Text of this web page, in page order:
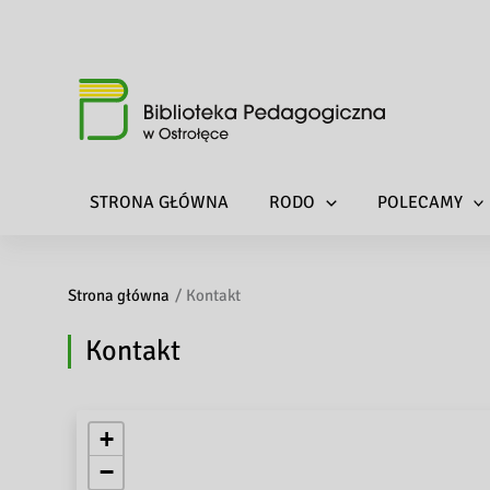
STRONA GŁÓWNA RODO POLECAMY
Strona główna Kontakt
Kontakt
+
−